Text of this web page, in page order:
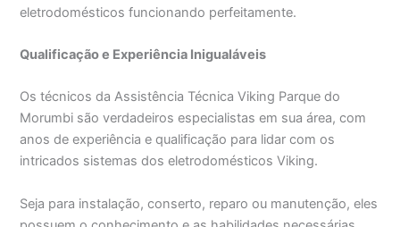
eletrodomésticos funcionando perfeitamente.
Qualificação e Experiência Inigualáveis
Os técnicos da Assistência Técnica Viking Parque do
Morumbi são verdadeiros especialistas em sua área, com
anos de experiência e qualificação para lidar com os
intricados sistemas dos eletrodomésticos Viking.
Seja para instalação, conserto, reparo ou manutenção, eles